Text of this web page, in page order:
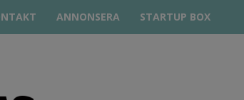
ANNONSERA STARTUP BOX